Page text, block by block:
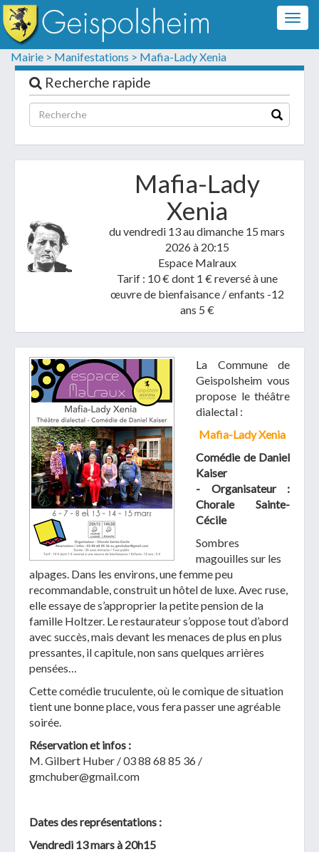
Mairie > Manifestations > Mafia-Lady Xenia
Recherche rapide
Mafia-Lady
Xenia
du vendredi 13 au dimanche 15 mars
2026à 20:15
Espace Malraux
Tarif : 10 € dont 1 € reversé à une
œuvre de bienfaisance / enfants -12
ans 5 €
La Commune de
Geispolsheim vous
propose le théâtre
dialectal :
Mafia-Lady Xenia
Comédie de Daniel
Kaiser
- Organisateur :
Chorale Sainte-
Cécile
Sombres
magouilles sur les
alpages. Dans les environs, une femme peu
recommandable, construit un hôtel de luxe. Avec ruse,
elle essaye de s’approprier la petite pension de la
famille Holtzer. Le restaurateur s’oppose tout d’abord
avec succès, mais devant les menaces de plus en plus
pressantes, il capitule, non sans quelques arrières
pensées…
Cette comédie truculente, où le comique de situation
tient une bonne place, vous fera passer une agréable
soirée.
Réservation et infos :
M. Gilbert Huber / 03 88 68 85 36 /
gmchuber@gmail.com
Dates des représentations :
Vendredi 13 mars à 20h15
Formulaire de contact
Les champs suivis d'un * sont obligatoires
Informations personnelles
Votre demande :
Télécharger votre fichier
Uniquement PDF (.pdf), JPEG (.jpeg / .jpg) ou
document WORD (.doc, .docx)
NON
En soumettant ce formulaire, j'accepte
que mes données personnelles soient traitées par la
Mairie de Geispolsheim.